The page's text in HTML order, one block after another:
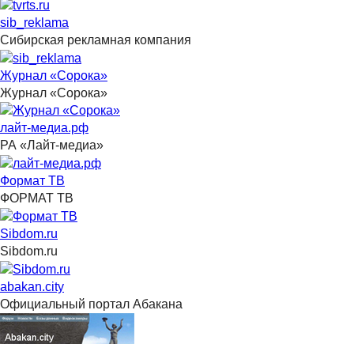
sib_reklama
Сибирская рекламная компания
Журнал «Сорока»
Журнал «Сорока»
лайт-медиа.рф
РА «Лайт-медиа»
Формат ТВ
ФОРМАТ ТВ
Sibdom.ru
Sibdom.ru
abakan.city
Официальный портал Абакана